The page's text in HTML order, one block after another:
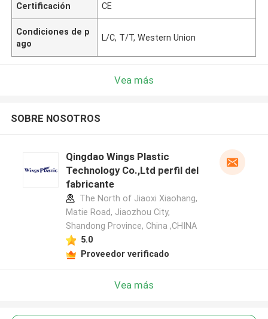
Certificación CE
Condiciones de p
ago
L/C, T/T, Western Union
Vea más
SOBRE NOSOTROS
Qingdao Wings Plastic
Technology Co.,Ltd perfil del
fabricante
The North of Jiaoxi Xiaohang,
Matie Road, Jiaozhou City,
Shandong Province, China ,CHINA
5.0
Proveedor verificado
Vea más